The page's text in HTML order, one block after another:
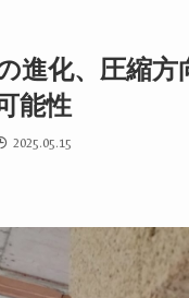
進化、圧縮
能性
2025.05.15